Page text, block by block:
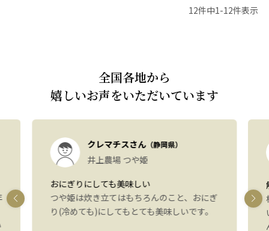
12件中1 -12件表示
全国各地から
嬉しいお声をいただいています
クレマチスさん（静岡県）
井上農場 つや姫
おにぎりにしても美味しい
つや姫は炊き立てはもちろんのこと、おにぎ
り(冷めても)にしてもとても美味しいです。